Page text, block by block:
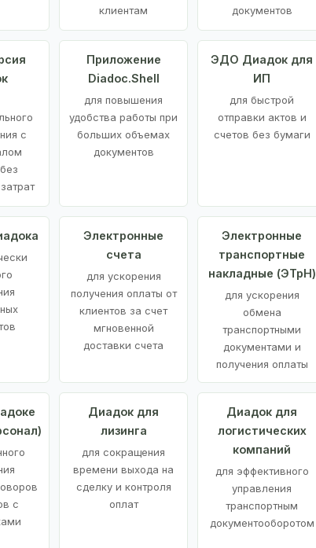
клиентам
документов
с
Приложение
Diadoc.Shell
для повышения
удобства работы при
больших объемах
документов
ЭДО Диадок для
ИП
для быстрой
отправки актов и
счетов без бумаги
Электронные
счета
для ускорения
получения оплаты от
клиентов за счет
мгновенной
доставки счета
Электронные
транспортные
накладные (ЭТрН)
для ускорения
обмена
транспортными
документами и
получения оплаты
с
Диадок для
лизинга
для сокращения
времени выхода на
сделку и контроля
оплат
Диадок для
логистических
компаний
для эффективного
управления
транспортным
документооборотом